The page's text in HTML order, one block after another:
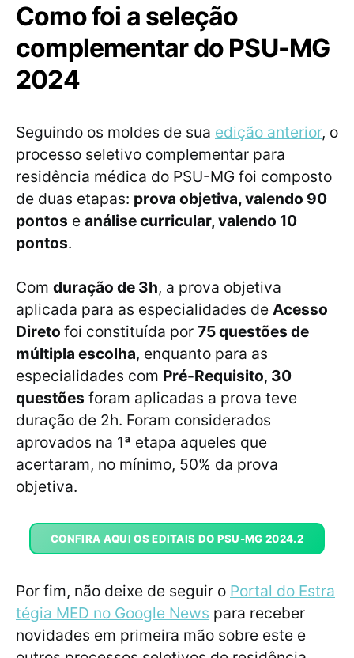
Como foi a seleção
complementar do PSU-MG
2024
Seguindo os moldes de sua edição anterior, o
processo seletivo complementar para
residência médica do PSU-MG foi composto
de duas etapas: prova objetiva, valendo 90
pontos e análise curricular, valendo 10
pontos.
Com duração de 3h, a prova objetiva
aplicada para as especialidades de Acesso
Direto foi constituída por 75 questões de
múltipla escolha, enquanto para as
especialidades com Pré-Requisito, 30
questões foram aplicadas a prova teve
duração de 2h. Foram considerados
aprovados na 1ª etapa aqueles que
acertaram, no mínimo, 50% da prova
objetiva.
CONFIRA AQUI OS EDITAIS DO PSU-MG 2024.2
Por fim, não deixe de seguir o Portal do Estra
tégia MED no Google News para receber
novidades em primeira mão sobre este e